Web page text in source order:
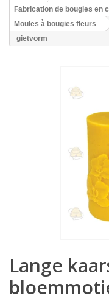
Fabrication de bougies en
Moules à bougies fleurs
gietvorm
Lange